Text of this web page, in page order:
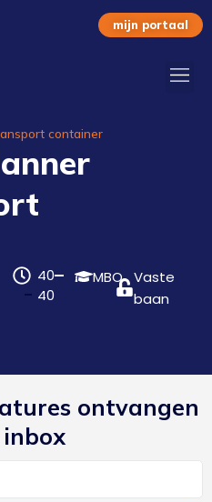
mijn portaal
container
40
40
MBO Vaste
baan
ontvangen